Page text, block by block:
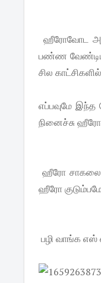
ஹீரோவோட
பண்ண வேண்டிய
சில
எப்பவுமே
நினைச்சு
ஹீரோ சாகலை.
ஹீரோ
பழி வாங்க